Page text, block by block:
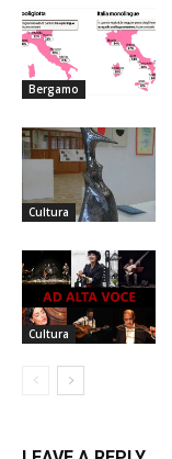
Bergamo
Cultura
Cultura